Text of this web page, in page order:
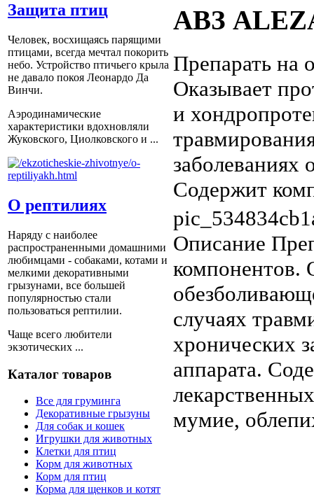
Защита птиц
Человек, восхищаясь парящими
птицами, всегда мечтал покорить
небо. Устройство птичьего крыла
не давало покоя Леонардо Да
Винчи.
Аэродинамические
характеристики вдохновляли
Жуковского, Циолковского и ...
О рептилиях
Наряду с наиболее
распространенными домашними
любимцами - собаками, котами и
мелкими декоративными
грызунами, все большей
популярностью стали
пользоваться рептилии.
Чаще всего любители
экзотических ...
Каталог товаров
Все для груминга
Декоративные грызуны
Для собак и кошек
Игрушки для животных
Клетки для птиц
Корм для животных
Корм для птиц
Корма для щенков и котят
АВЗ
Препарать на
Оказывает
и
заболеваниях
Содержит
Описание
компонентов.
случаях
хронических
аппарата.
мумие,